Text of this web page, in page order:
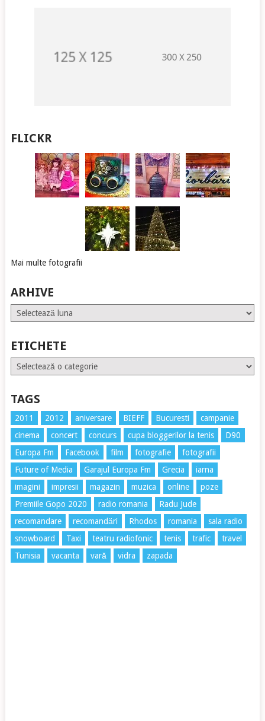
FLICKR
Mai multe fotografii
ARHIVE
Arhive
ETICHETE
Etichete
TAGS
2011 2012 aniversare BIEFF Bucuresti
campanie
cinema
concert concurs cupa bloggerilor la tenis
D90
Europa Fm
Facebook film fotografie
fotografii
Future of Media
Garajul Europa Fm Grecia
iarna
imagini
impresii magazin muzica online
poze
Premiile Gopo 2020
radio romania
Radu Jude
recomandare
recomandări Rhodos romania
sala radio
snowboard
Taxi teatru radiofonic tenis trafic
travel
Tunisia
vacanta vară vidra zapada